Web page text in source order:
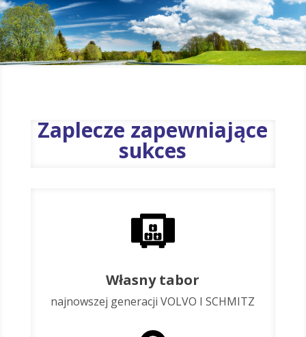
Zaplecze zapewniające
sukces
Własny tabor
najnowszej generacji VOLVO I SCHMITZ